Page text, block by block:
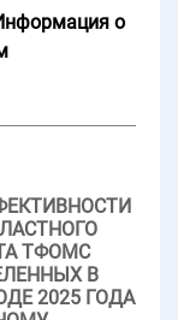
о
ТФОМС
В
2025 ГОДА